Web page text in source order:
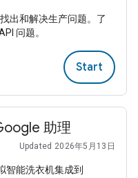
出和解决生产问题。了
问题。
Start
助理
Updated 2026年5月13日
智能洗衣机集成到